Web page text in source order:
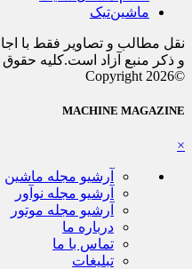
ماشین‌تیک
نقل مطالب و تصاویر فقط با
و ذکر منبع آزاد است.کلیه
©Copyright 2026
MACHINE MAGAZINE
×
آرشیو مجله ماشین
آرشیو مجله نوآور
آرشیو مجله موتور
درباره ما
تماس با ما
تبلیغات